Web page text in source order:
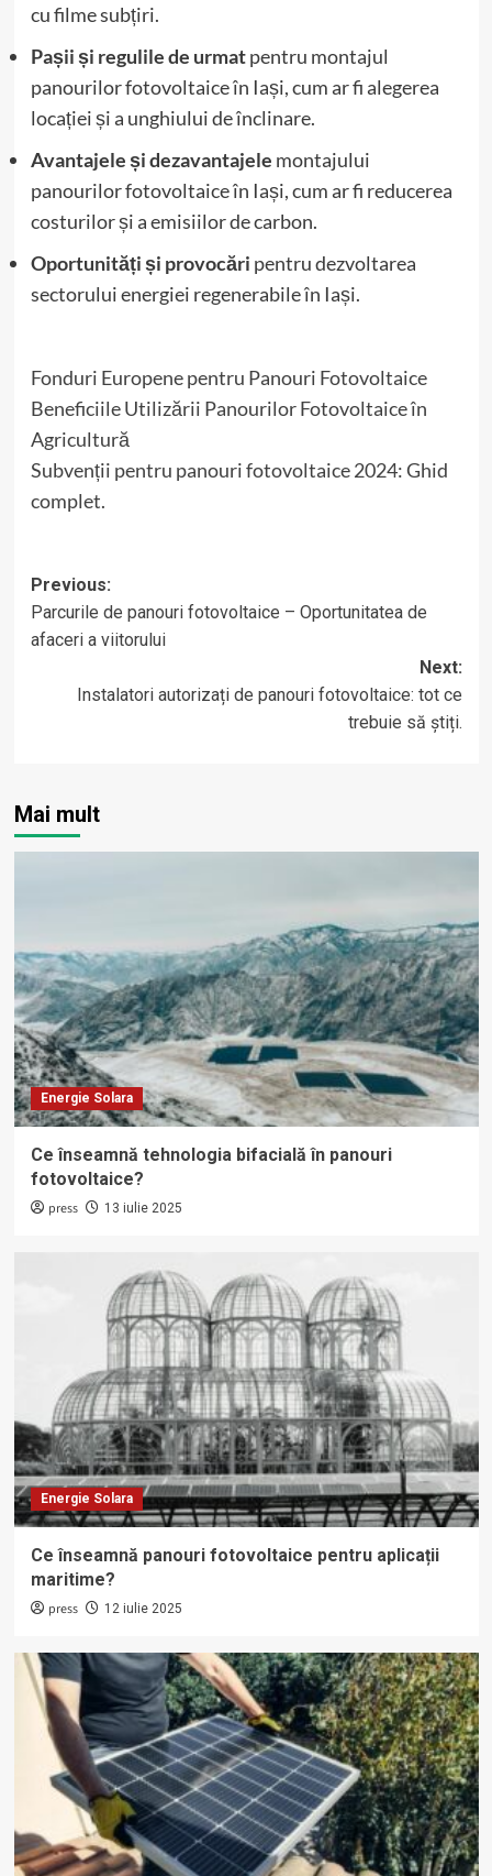
cu filme subțiri.
Pașii și regulile de urmatpentru montajul
panourilor fotovoltaice în Iași, cum ar fi alegerea
locației și a unghiului de înclinare.
Avantajele și dezavantajele montajului
panourilor fotovoltaice în Iași, cum ar fi reducerea
costurilor și a emisiilor de carbon.
Oportunități și provocări pentru dezvoltarea
sectorului energiei regenerabile în Iași.
Fonduri Europene pentru Panouri Fotovoltaice
Beneficiile Utilizării Panourilor Fotovoltaice în
Agricultură
Subvenții pentru panouri fotovoltaice 2024: Ghid
complet.
Post
navigation
Previous:
Parcurile de panouri fotovoltaice – Oportunitatea de
afaceri a viitorului
Next:
Instalatori autorizați de panouri fotovoltaice: tot ce
trebuie să știți.
Mai mult
Energie Solara
Ce înseamnă tehnologia bifacială în panouri
fotovoltaice?
press 13 iulie 2025
Energie Solara
Ce înseamnă panouri fotovoltaice pentru aplicații
maritime?
press 12 iulie 2025